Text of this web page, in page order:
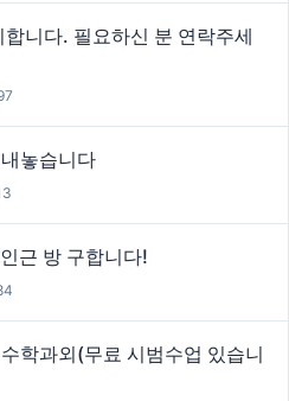
니다. 필요하신 분 연락주세
놓습니다
근 방 구합니다!
학과외(무료 시범수업 있습니